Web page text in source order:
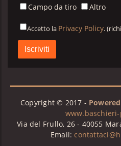
Campo da tiro
Altro
Accetto la Privacy Policy.
Privacy
Policy
B&P*
Copyright © 2017 -
Via del Frullo, 26 - 40055
Email: